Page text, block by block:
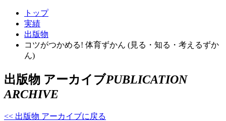
トップ
実績
出版物
コツがつかめる! 体育ずかん (見る・知る・考えるずか
ん)
出版物 アーカイブPUBLICATION
ARCHIVE
<< 出版物 アーカイブに戻る